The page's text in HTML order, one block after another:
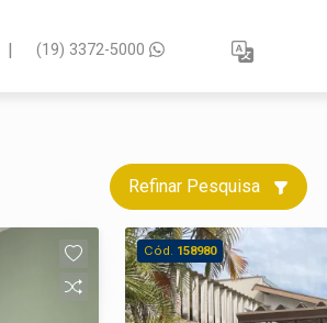
| (19) 3372-5000
Refinar Pesquisa
Cód. 158980